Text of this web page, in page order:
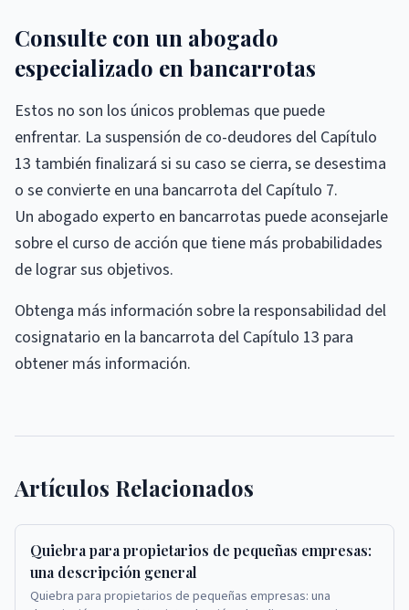
Consulte con un abogado
especializado en bancarrotas
Estos no son los únicos problemas que puede
enfrentar. La suspensión de co-deudores del Capítulo
13 también finalizará si su caso se cierra, se desestima
o se convierte en una bancarrota del Capítulo 7.
Un abogado experto en bancarrotas puede aconsejarle
sobre el curso de acción que tiene más probabilidades
de lograr sus objetivos.
Obtenga más información sobre la responsabilidad del
cosignatario en la bancarrota del Capítulo 13 para
obtener más información.
Artículos Relacionados
Quiebra para propietarios de pequeñas empresas:
una descripción general
Quiebra para propietarios de pequeñas empresas: una